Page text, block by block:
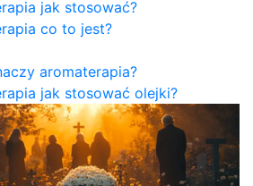
jak stosować?
co to jest?
aromaterapia?
jak stosować olejki?